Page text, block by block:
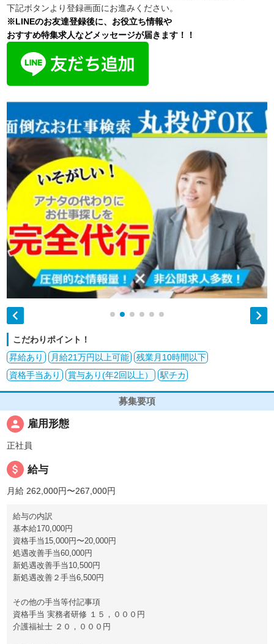
下記ボタンより登録画面にお進みください。
※LINEのお友達登録後に、お役立ち情報や
おすすめ特集求人などメッセージが届きます！！
 
こだわりポイント！
昇給あり
月給21万円以上可能
残業月10時間以下
資格手当あり
賞与あり(年2回以上） 駅チカ
募集要項
person 雇用形態
正社員
attach_money 給与
月給 262,000円〜267,000円
給与の内訳
基本給170,000円
資格手当15,000円〜20,000円
処遇改善手当60,000円
新処遇改善手当10,500円
新処遇改善２手当6,500円
その他の手当等付記事項
資格手当 実務者研修 １５，０００円
介護福祉士 ２０，０００円